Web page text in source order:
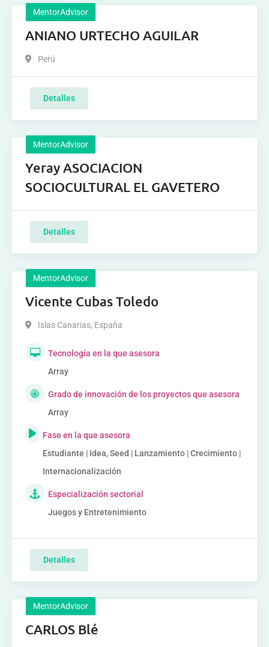
MentorAdvisor
ANIANO URTECHO AGUILAR
Perú
Detalles
MentorAdvisor
Yeray ASOCIACION
SOCIOCULTURAL EL GAVETERO
Detalles
MentorAdvisor
Vicente Cubas Toledo
Islas Canarias, España
Tecnología en la que asesora
Array
Grado de innovación de los proyectos que asesora
Array
Fase en la que asesora
Estudiante | Idea, Seed | Lanzamiento | Crecimiento |
Internacionalización
Especialización sectorial
Juegos y Entretenimiento
Detalles
MentorAdvisor
CARLOS Blé